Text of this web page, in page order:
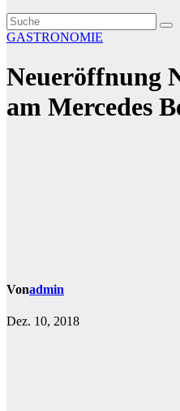
GASTRONOMIE
Neueröffnung
am Mercedes
Vonadmin
Dez. 10, 2018